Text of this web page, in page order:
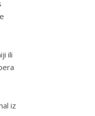
ili
iz